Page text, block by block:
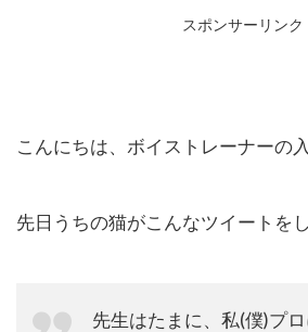
スポンサーリンク
こんにちは、ボイストレーナーの
先日うちの猫がこんなツイートを
先生はたまに、私(僕)プ